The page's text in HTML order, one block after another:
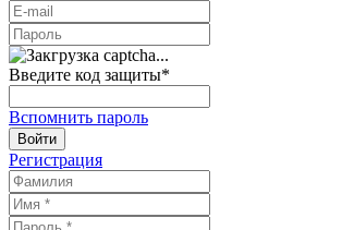
Введите код защиты*
Вспомнить пароль
Войти
Регистрация